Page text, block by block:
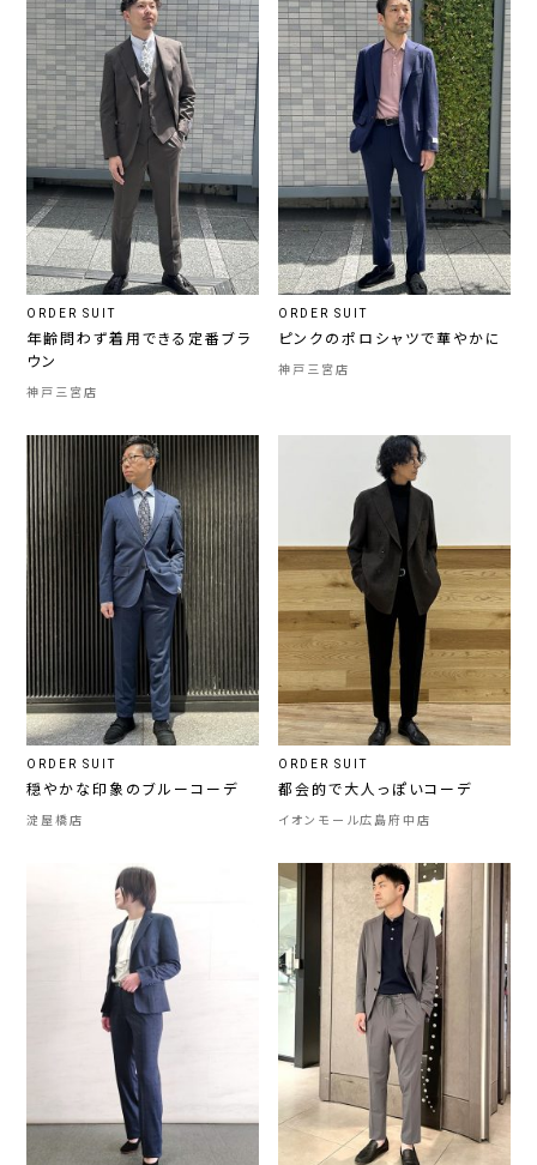
ORDER SUIT
年齢問わず着用できる定番ブラ
ウン
神戸三宮店
ORDER SUIT
ピンクのポロシャツで華やかに
神戸三宮店
ORDER SUIT
穏やかな印象のブルーコーデ
淀屋橋店
ORDER SUIT
都会的で大人っぽいコーデ
イオンモール広島府中店